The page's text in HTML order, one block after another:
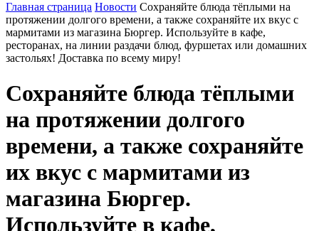
Главная страница Новости Сохраняйте блюда тёплыми на
протяжении долгого времени, а также сохраняйте их вкус с
мармитами из магазина Бюргер. Используйте в кафе,
ресторанах, на линии раздачи блюд, фуршетах или домашних
застольях! Доставка по всему миру!
Сохраняйте блюда тёплыми
на протяжении долгого
времени, а также сохраняйте
их вкус с мармитами из
магазина Бюргер.
Используйте в кафе,